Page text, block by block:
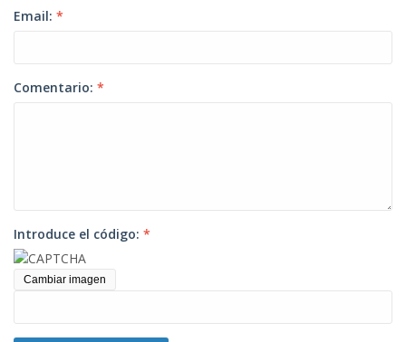
Email: *
Comentario: *
Introduce el código: *
Cambiar imagen